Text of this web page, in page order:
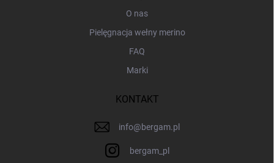
O nas
Pielęgnacja wełny merino
FAQ
Marki
KONTAKT
info@bergam.pl
bergam_pl